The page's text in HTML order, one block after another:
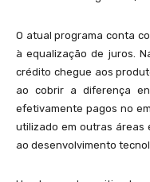
O atual programa conta
à equalização de juros.
crédito chegue aos
ao cobrir a diferença
efetivamente pagos no
utilizado em outras áreas
ao desenvolvimento